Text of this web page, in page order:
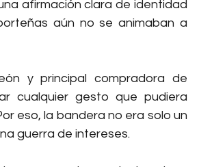
afirmación clara de identidad
aún no se animaban a
y principal compradora de
cualquier gesto que pudiera
eso, la bandera no era solo un
guerra de intereses.